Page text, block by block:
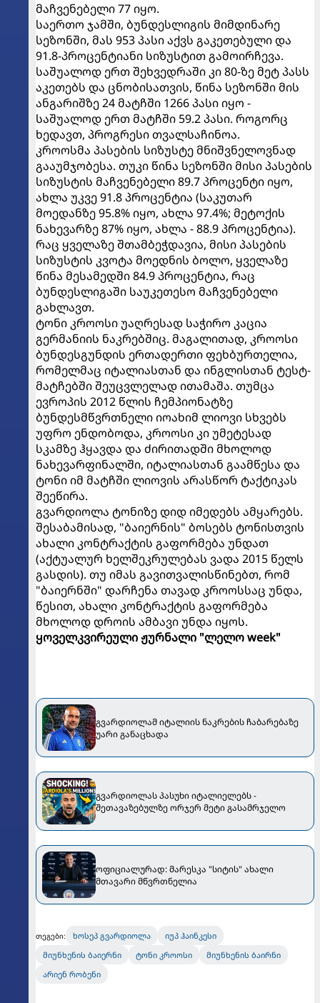
მაჩვენებელი 77 იყო.
საერთო ჯამში, ბუნდესლიგის მიმდინარე
სეზონში, მას 953 პასი აქვს გაკეთებული და
91.8-პროცენტიანი სიზუსტით გამოირჩევა.
საშუალოდ ერთ შეხვედრაში კი 80-ზე მეტ პასს
აკეთებს და ცნობისათვის, წინა სეზონში მის
ანგარიშზე 24 მატჩში 1266 პასი იყო -
საშუალოდ ერთ მატჩში 59.2 პასი. როგორც
ხედავთ, პროგრესი თვალსაჩინოა.
კროოსმა პასების სიზუსტე მნიშვნელოვნად
გააუმჯობესა. თუკი წინა სეზონში მისი პასების
სიზუსტის მაჩვენებელი 89.7 პროცენტი იყო,
ახლა უკვე 91.8 პროცენტია (საკუთარ
მოედანზე 95.8% იყო, ახლა 97.4%; მეტოქის
ნახევარზე 87% იყო, ახლა - 88.9 პროცენტია).
რაც ყველაზე შთამბეჭდავია, მისი პასების
სიზუსტის კვოტა მოედნის ბოლო, ყველაზე
წინა მესამედში 84.9 პროცენტია, რაც
ბუნდესლიგაში საუკეთესო მაჩვენებელი
გახლავთ.
ტონი კროოსი უაღრესად საჭირო კაცია
გერმანიის ნაკრებშიც. მაგალითად, კროოსი
ბუნდესგუნდის ერთადერთი ფეხბურთელია,
რომელმაც იტალიასთან და ინგლისთან ტესტ-
მატჩებში შეუცვლელად ითამაშა. თუმცა
ევროპის 2012 წლის ჩემპიონატზე
ბუნდესმწვრთნელი იოახიმ ლიოვი სხვებს
უფრო ენდობოდა, კროოსი კი უმეტესად
სკამზე ჰყავდა და ძირითადში მხოლოდ
ნახევარფინალში, იტალიასთან გაამწესა და
ტონი იმ მატჩში ლიოვის არასწორ ტაქტიკას
შეეწირა.
გვარდიოლა ტონიზე დიდ იმედებს ამყარებს.
შესაბამისად, "ბაიერნის" ბოსებს ტონისთვის
ახალი კონტრაქტის გაფორმება უნდათ
(აქტუალურ ხელშეკრულებას ვადა 2015 წელს
გასდის). თუ იმას გავითვალისწინებთ, რომ
"ბაიერნში" დარჩენა თავად კროოსსაც უნდა,
წესით, ახალი კონტრაქტის გაფორმება
მხოლოდ დროის ამბავი უნდა იყოს.
ყოველკვირეული ჟურნალი "ლელო week"
გვარდიოლამ იტალიის ნაკრების ჩაბარებაზე
უარი განაცხადა
გვარდიოლას პასუხი იტალიელებს -
შეთავაზებულზე ორჯერ მეტი გასამრჯელო
ოფიციალურად: მარესკა "სიტის" ახალი
მთავარი მწვრთნელია
თეგები: ხოსეპ გვარდიოლა
იუპ ჰაინკესი
მიუნხენის ბაიერნი
ტონი კროოსი
მიუნხენის ბაირნი
არი­ენ რო­ბე­ნი